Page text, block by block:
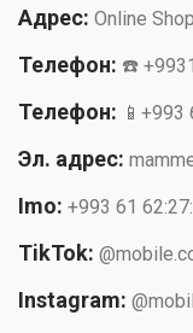
Адрес: Online
Телефон: ☎️
Телефон: 📱+993
Эл. адрес:
Imo: +993 61
TikTok:
Instagram: